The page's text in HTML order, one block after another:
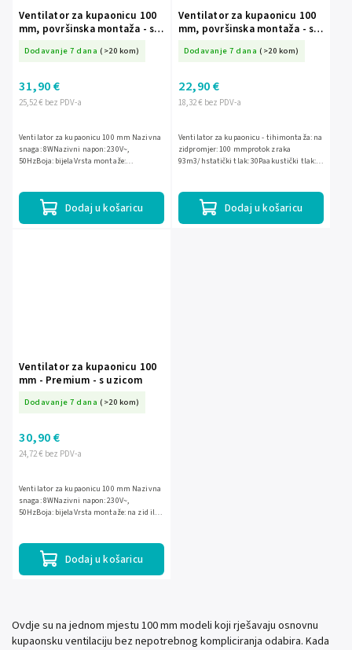
Ventilator za kupaonicu 100
mm, površinska montaža - s
3200/100/HT
Dodavanje 7 dana (>20 kom)
25,52 € bez PDV-a
31,90 €
Dodaj u košaricu
Ventilator za kupaonicu 100 mm Nazivna
snaga: 8WNazivni napon: 230V~,
50HzBoja: bijelaVrsta montaže:
Ventilator za kupaonicu 100
mm, površinska montaža - s
Dodavanje 7 dana (>20 kom)
18,32 € bez PDV-a
22,90 €
Dodaj u košaricu
Ventilator za kupaonicu - tihimontaža: na
zidpromjer: 100 mmprotok zraka
93m3/hstatički tlak: 30Paakustički tlak:
Ventilator za kupaonicu 100
mm - Premium - s uzicom
Dodavanje 7 dana (>20 kom)
24,72 € bez PDV-a
30,90 €
Dodaj u košaricu
Ventilator za kupaonicu 100 mm Nazivna
snaga: 8WNazivni napon: 230V~,
50HzBoja: bijelaVrsta montaže: na zid ili
Ovdje su na jednom mjestu 100 mm modeli koji rješavaju osnovnu
kupaonsku ventilaciju bez nepotrebnog kompliciranja odabira. Kada